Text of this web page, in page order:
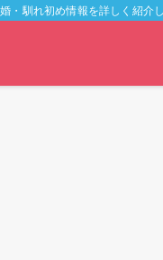
・馴れ初め情報を詳しく紹介